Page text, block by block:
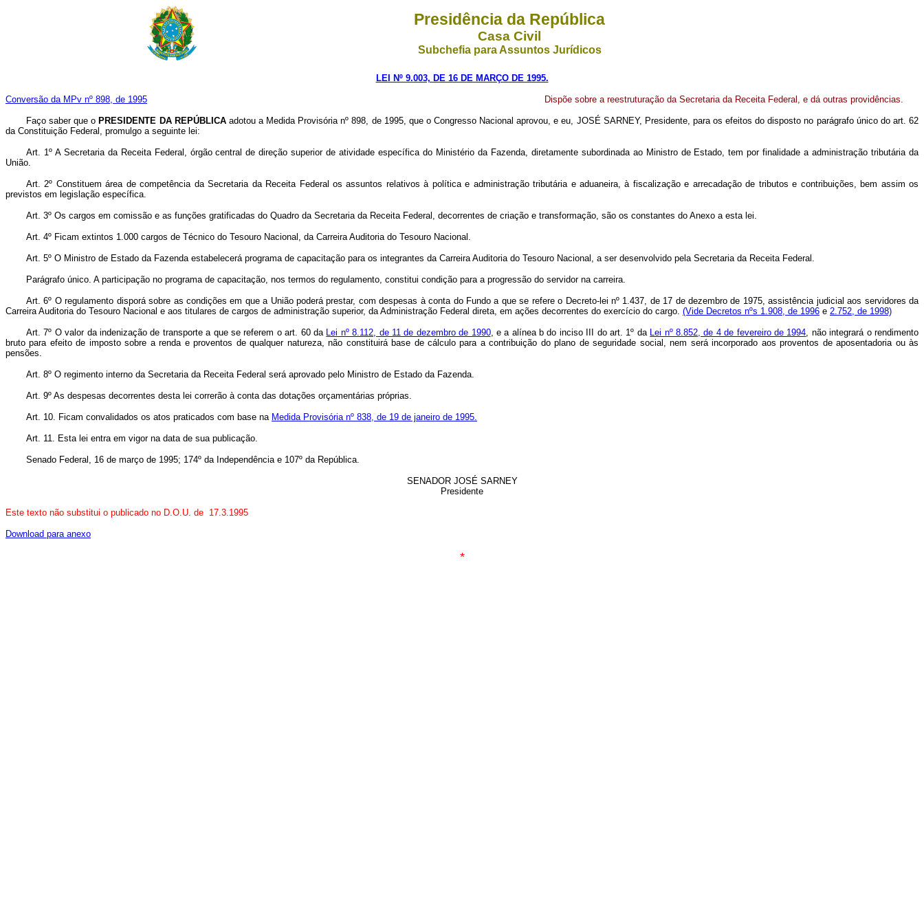
Presidência da República
Casa Civil
Subchefia para Assuntos Jurídicos
LEI Nº 9.003, DE 16 DE MARÇO DE 1995.
Conversão da MPv nº 898, de 1995 Dispõe sobre a reestruturação da Secretaria da Receita Federal, e dá outras providências.
Faço saber que o PRESIDENTE DA REPÚBLICAadotou a Medida Provisória nº 898, de 1995, que o Congresso Nacional aprovou, e eu, JOSÉ SARNEY, Presidente, para os efeitos do disposto no parágrafo único do art. 62
da Constituição Federal, promulgo a seguinte lei:
Art. 1º A Secretaria da Receita Federal, órgão central de direção superior de atividade específica do Ministério da Fazenda, diretamente subordinada ao Ministro de Estado, tem por finalidade a administração tributária da
União.
Art. 2º Constituem área de competência da Secretaria da Receita Federal os assuntos relativos à política e administração tributária e aduaneira, à fiscalização e arrecadação de tributos e contribuições, bem assim os
previstos em legislação específica.
Art. 3º Os cargos em comissão e as funções gratificadas do Quadro da Secretaria da Receita Federal, decorrentes de criação e transformação, são os constantes do Anexo a esta lei.
Art. 4º Ficam extintos 1.000 cargos de Técnico do Tesouro Nacional, da Carreira Auditoria do Tesouro Nacional.
Art. 5º O Ministro de Estado da Fazenda estabelecerá programa de capacitação para os integrantes da Carreira Auditoria do Tesouro Nacional, a ser desenvolvido pela Secretaria da Receita Federal.
Parágrafo único. A participação no programa de capacitação, nos termos do regulamento, constitui condição para a progressão do servidor na carreira.
Art. 6º O regulamento disporá sobre as condições em que a União poderá prestar, com despesas à conta do Fundo a que se refere o Decreto-lei nº 1.437, de 17 de dezembro de 1975, assistência judicial aos servidores da
Carreira Auditoria do Tesouro Nacional e aos titulares de cargos de administração superior, da Administração Federal direta, em ações decorrentes do exercício do cargo. (Vide Decretos nºs 1.908, de 1996 e 2.752, de 1998)
Art. 7º O valor da indenização de transporte a que se referem o art. 60 da Lei nº 8.112, de 11 de dezembro de 1990, e a alínea b do inciso III do art. 1º da Lei nº 8.852, de 4 de fevereiro de 1994, não integrará o rendimento
bruto para efeito de imposto sobre a renda e proventos de qualquer natureza, não constituirá base de cálculo para a contribuição do plano de seguridade social, nem será incorporado aos proventos de aposentadoria ou às
pensões.
Art. 8º O regimento interno da Secretaria da Receita Federal será aprovado pelo Ministro de Estado da Fazenda.
Art. 9º As despesas decorrentes desta lei correrão à conta das dotações orçamentárias próprias.
Art. 10. Ficam convalidados os atos praticados com base na Medida Provisória nº 838, de 19 de janeiro de 1995.
Art. 11. Esta lei entra em vigor na data de sua publicação.
Senado Federal, 16 de março de 1995; 174º da Independência e 107º da República.
SENADOR JOSÉ SARNEY
Presidente
Este texto não substitui o publicado no D.O.U. de 17.3.1995
Download para anexo
*